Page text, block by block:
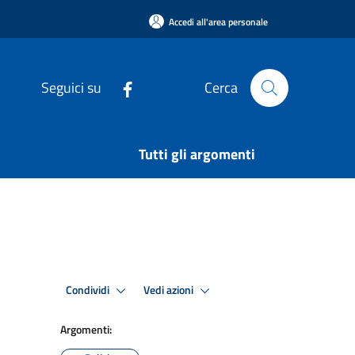
Accedi all'area personale
Seguici su Cerca
Tutti gli argomenti
Condividi Vedi azioni
Argomenti: